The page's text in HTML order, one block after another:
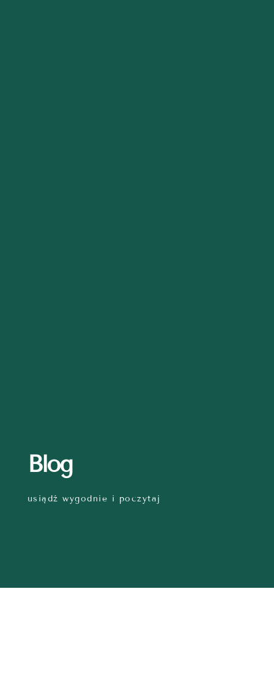
Blog
usiądź wygodnie i poczytaj